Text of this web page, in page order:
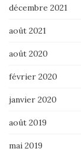
décembre 2021
août 2021
août 2020
février 2020
janvier 2020
août 2019
mai 2019